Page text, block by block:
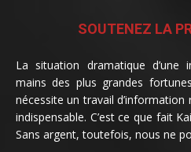
SOUTENEZ LA
La situation dramatique d’une
mains des plus grandes
nécessite un travail d’information
indispensable. C’est ce que fait
Sans argent, toutefois, nous ne